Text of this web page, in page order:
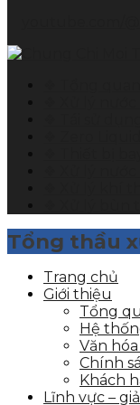
Tổng thầu
Trang chủ
Giới thiệu
Tổng
Hệ
Văn
Chính
Khách
Lĩnh vực –